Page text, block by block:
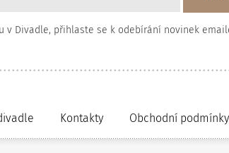
Divadle, přihlaste se k odebírání novinek
Kontakty Obchodní